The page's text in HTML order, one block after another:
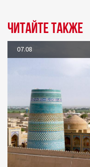
Читайте также
07.08